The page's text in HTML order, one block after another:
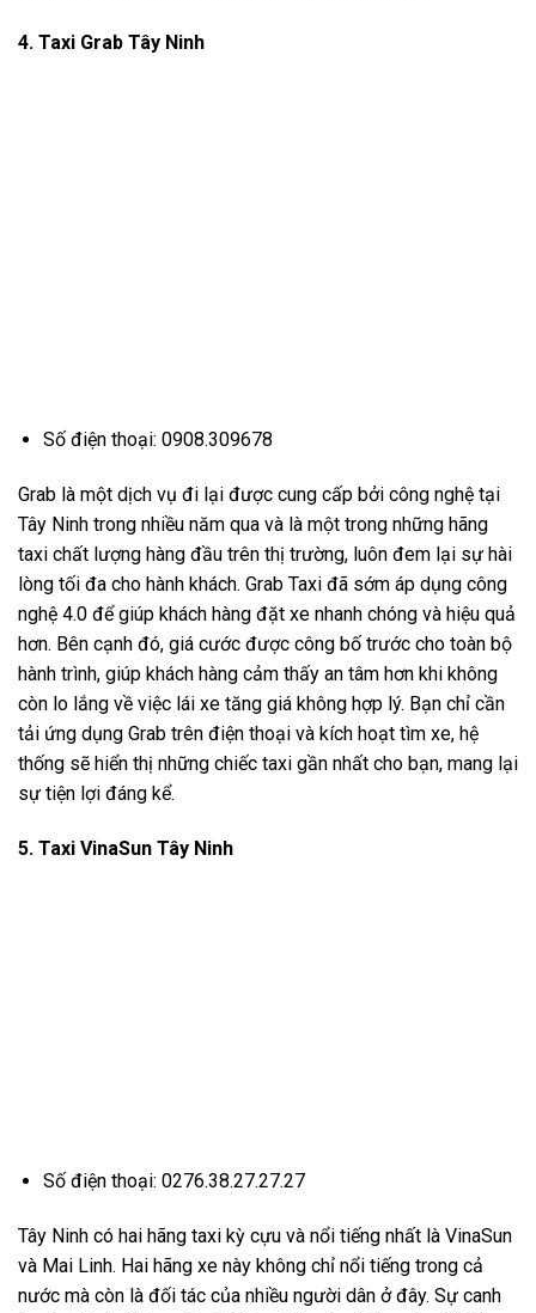
4. Taxi Grab Tây Ninh
Số điện thoại: 0908.309678
Grab là một dịch vụ đi lại được cung cấp bởi công nghệ tại
Tây Ninh trong nhiều năm qua và là một trong những hãng
taxi chất lượng hàng đầu trên thị trường, luôn đem lại sự hài
lòng tối đa cho hành khách. Grab Taxi đã sớm áp dụng công
nghệ 4.0 để giúp khách hàng đặt xe nhanh chóng và hiệu quả
hơn. Bên cạnh đó, giá cước được công bố trước cho toàn bộ
hành trình, giúp khách hàng cảm thấy an tâm hơn khi không
còn lo lắng về việc lái xe tăng giá không hợp lý. Bạn chỉ cần
tải ứng dụng Grab trên điện thoại và kích hoạt tìm xe, hệ
thống sẽ hiển thị những chiếc taxi gần nhất cho bạn, mang lại
sự tiện lợi đáng kể.
5. Taxi VinaSun Tây Ninh
Số điện thoại: 0276.38.27.27.27
Tây Ninh có hai hãng taxi kỳ cựu và nổi tiếng nhất là VinaSun
và Mai Linh. Hai hãng xe này không chỉ nổi tiếng trong cả
nước mà còn là đối tác của nhiều người dân ở đây. Sự canh